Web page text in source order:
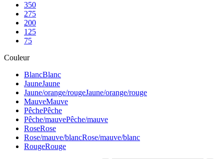
350
275
200
125
75
Couleur
BlancBlanc
JauneJaune
Jaune/orange/rougeJaune/orange/rouge
MauveMauve
PêchePêche
Pêche/mauvePêche/mauve
RoseRose
Rose/mauve/blancRose/mauve/blanc
RougeRouge